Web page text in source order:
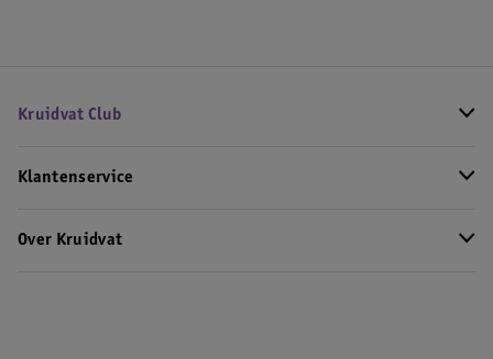
Kruidvat Club
Klantenservice
Over Kruidvat